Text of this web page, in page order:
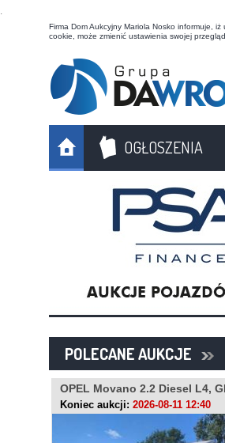
t
Firma Dom Aukcyjny Mariola Nosko informuje,
cookie, może zmienić ustawienia swojej
OGŁOSZENIA
POLECANE AUKCJE
OPEL Movano 2.2 Diesel L4,
Koniec aukcji: 2026-08-11 12:40